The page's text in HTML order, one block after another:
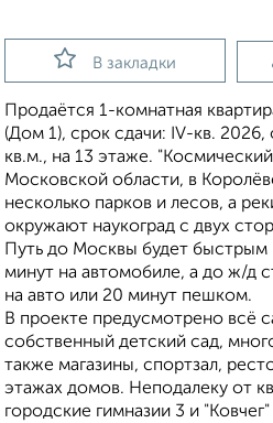
В закладки
Продаётся 1-комнатная
(Дом 1), срок сдачи: IV-кв.
кв.м., на 13 этаже.
Московской области, в
несколько парков и лесов, а
окружают наукоград с двух
Путь до Москвы будет
минут на автомобиле, а до ж/д
на авто или 20 минут пешком.
В проекте предусмотрено всё
собственный детский сад,
также магазины, спортзал,
этажах домов. Неподалеку от
городские гимназии 3 и